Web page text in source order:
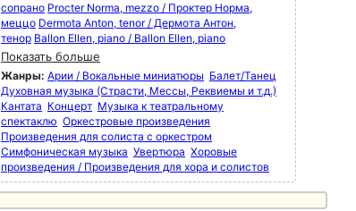
сопрано Procter Norma, mezzo / Проктер Норма,
меццо Dermota Anton, tenor / Дермота Антон,
тенор Ballon Ellen, piano / Ballon Ellen, piano
Показать больше
Жанры: Арии / Вокальные миниатюры Балет/Танец
Духовная музыка (Страсти, Мессы, Реквиемы и т.д.)
Кантата Концерт Музыка к театральному
спектаклю Оркестровые произведения
Произведения для солиста с оркестром
Симфоническая музыка Увертюра Хоровые
произведения / Произведения для хора и солистов